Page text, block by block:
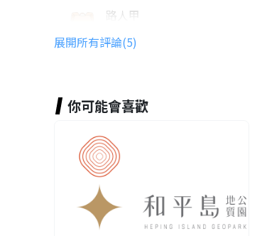
路人甲
2018-04-13 14:32:32
張致淵
2016-08-31 15:40:14
胡鴻勳
2015-12-21 23:31:49 ★★★★★
展開所有評論(5)
你可能會喜歡